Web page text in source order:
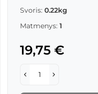
Svoris: 0.22kg
Matmenys: 1
19,75 €